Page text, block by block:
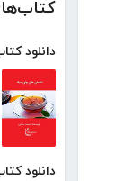
دانلود
دانلود